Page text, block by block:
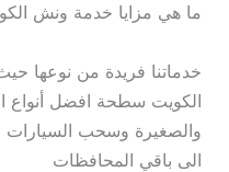
ما هي مزايا خدمة ونش
خدماتنا فريدة من نوعها
الكويت سطحة افضل أنواع
والصغيرة وسحب
الى باقي المحافظات